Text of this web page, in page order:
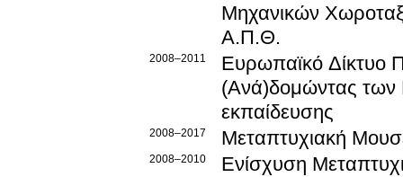
Μηχανικών
Α.Π.Θ.
2008–2011
Ευρωπαϊκό Δίκτυο
(Ανά)δομώντας των
εκπαίδευσης
2008–2017 Μεταπτυχιακή
2008–2010 Ενίσχυση